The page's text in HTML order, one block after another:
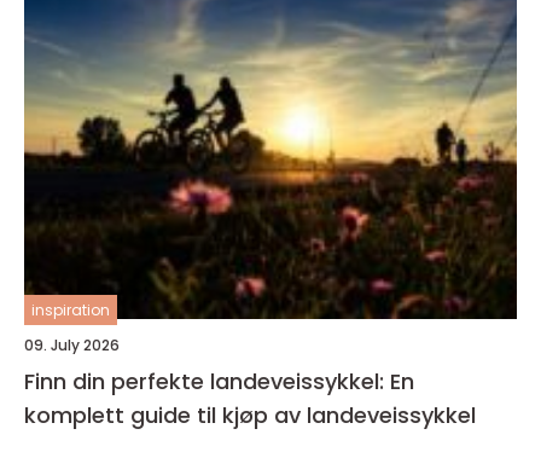
inspiration
09. July 2026
Finn din perfekte landeveissykkel: En
komplett guide til kjøp av landeveissykkel